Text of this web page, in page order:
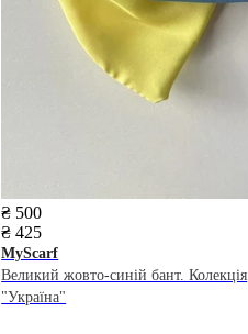
₴ 500
₴ 425
MyScarf
Великий жовто-синій бант. Колекція
"Україна"